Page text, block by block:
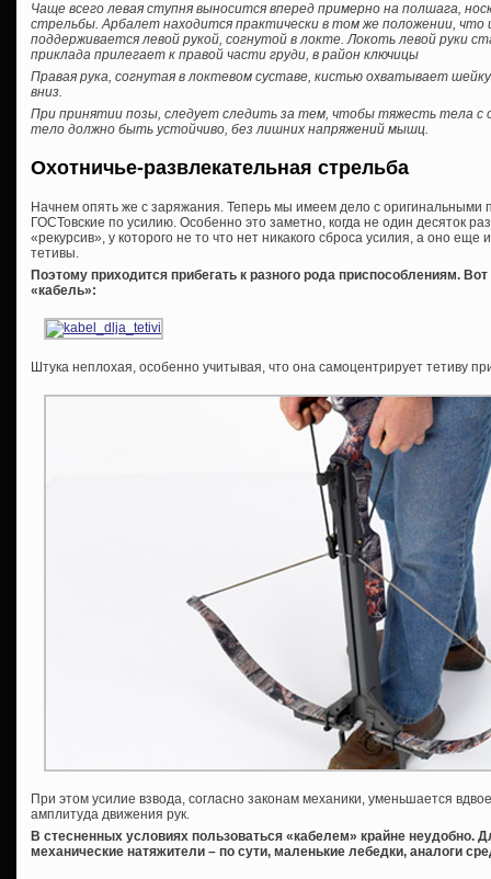
Чаще всего левая ступня выносится вперед примерно на полшага,
стрельбы. Арбалет находится практически в том же положении, что
поддерживается левой рукой, согнутой в локте. Локоть левой руки
приклада прилегает к правой части груди, в район ключицы
Правая рука, согнутая в локтевом суставе, кистью охватывает
вниз.
При принятии позы, следует следить за тем, чтобы тяжесть тела с
тело должно быть устойчиво, без лишних напряжений мышц.
Охотничье-развлекательная стрельба
Начнем опять же с заряжания. Теперь мы имеем дело с оригинальными
ГОСТовские по усилию. Особенно это заметно, когда не один десяток
«рекурсив», у которого не то что нет никакого сброса усилия, а оно
тетивы.
Поэтому приходится прибегать к разного рода приспособлениям.
«кабель»:
Штука неплохая, особенно учитывая, что она самоцентрирует тетиву
При этом усилие взвода, согласно законам механики, уменьшается
амплитуда движения рук.
В стесненных условиях пользоваться «кабелем» крайне неудобно.
механические натяжители – по сути, маленькие лебедки, аналоги